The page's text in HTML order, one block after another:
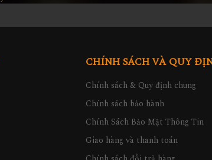
CHÍNH SÁCH VÀ QUY
Chính sách & Quy định chung
Chính sách bảo hành
Chính Sách Bảo Mật Thông Tin
Giao hàng và thanh toán